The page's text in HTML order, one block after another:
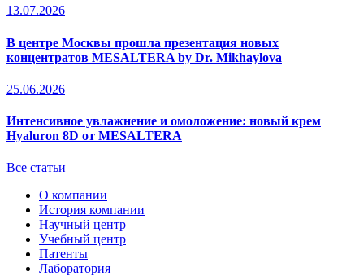
13.07.2026
В центре Москвы прошла презентация новых
концентратов MESALTERA by Dr. Mikhaylova
25.06.2026
Интенсивное увлажнение и омоложение: новый крем
Hyaluron 8D от MESALTERA
Все статьи
О компании
История компании
Научный центр
Учебный центр
Патенты
Лаборатория